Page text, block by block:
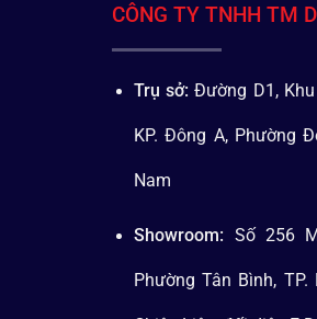
CÔNG TY TNHH TM
Trụ sở: Đường D1,
KP. Đông A, Phường
Nam
Showroom: Số 256
Phường Tân Bình,